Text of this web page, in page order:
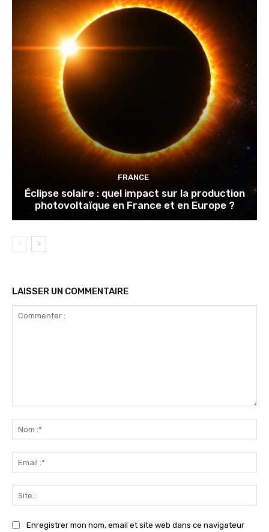
FRANCE
Éclipse solaire : quel impact sur la production
photovoltaïque en France et en Europe ?
LAISSER UN COMMENTAIRE
Enregistrer mon nom, email et site web dans ce navigateur